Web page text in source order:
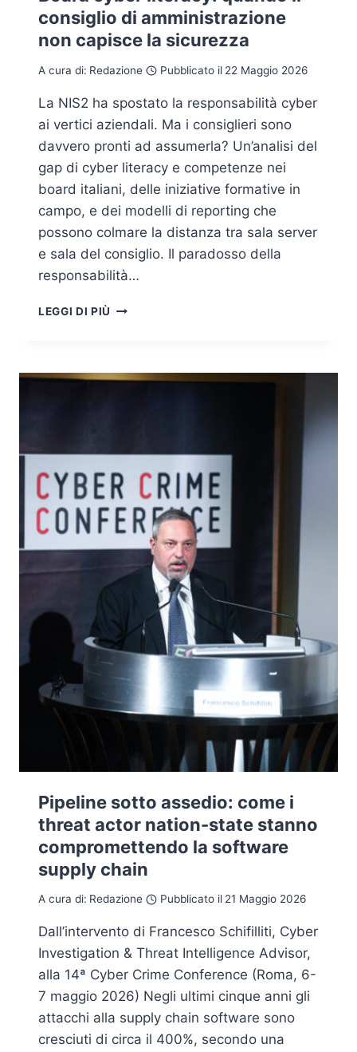
consiglio di amministrazione
non capisce la sicurezza
A cura di: Redazione Pubblicato il 22 Maggio 2026
La NIS2 ha spostato la responsabilità cyber
ai vertici aziendali. Ma i consiglieri sono
davvero pronti ad assumerla? Un’analisi del
gap di cyber literacy e competenze nei
board italiani, delle iniziative formative in
campo, e dei modelli di reporting che
possono colmare la distanza tra sala server
e sala del consiglio. Il paradosso della
responsabilità…
LEGGI DI PIÙ BOARD
IL
CAPISCE
LA
SICUREZZA
Pipeline sotto assedio: come i
threat actor nation-state stanno
compromettendo la software
supply chain
A cura di: Redazione Pubblicato il 21 Maggio 2026
Dall’intervento di Francesco Schifilliti, Cyber
Investigation & Threat Intelligence Advisor,
alla 14ª Cyber Crime Conference (Roma, 6-
7 maggio 2026) Negli ultimi cinque anni gli
attacchi alla supply chain software sono
cresciuti di circa il 400%, secondo una